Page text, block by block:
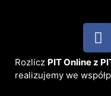
Rozlicz PIT Online z
realizujemy we